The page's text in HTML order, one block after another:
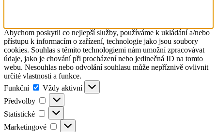
Abychom poskytli co nejlepší služby, používáme k ukládání a/nebo
přístupu k informacím o zařízení, technologie jako jsou soubory
cookies. Souhlas s těmito technologiemi nám umožní zpracovávat
údaje, jako je chování při procházení nebo jedinečná ID na tomto
webu. Nesouhlas nebo odvolání souhlasu může nepříznivě ovlivnit
určité vlastnosti a funkce.
Funkční
Funkční
Vždy aktivní
Předvolby
Předvolby
Statistické Statistické
Marketingové Marketingové